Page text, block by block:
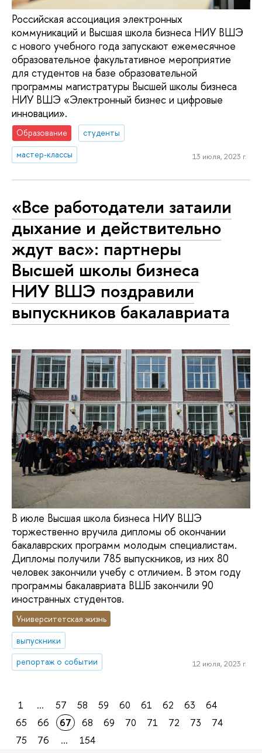
Российская ассоциация электронных
коммуникаций и Высшая школа бизнеса НИУ ВШЭ
с нового учебного года запускают ежемесячное
образовательное факультативное мероприятие
для студентов на базе образовательной
программы магистратуры Высшей школы бизнеса
НИУ ВШЭ «Электронный бизнес и цифровые
инновации».
Образование
студенты
мастер-классы
13 июля, 2023 г.
«Все работодатели затаили
дыхание и действительно
ждут вас»: партнеры
Высшей школы бизнеса
НИУ ВШЭ поздравили
выпускников бакалавриата
В июле Высшая школа бизнеса НИУ ВШЭ
торжественно вручила дипломы об окончании
бакалаврских программ молодым специалистам.
Дипломы получили 785 выпускников, из них 80
человек закончили учебу с отличием. В этом году
программы бакалавриата ВШБ закончили 90
иностранных студентов.
Университетская жизнь
выпускники
репортаж о событии
12 июля, 2023 г.
1 ... 57 58 59 60 61 62 63
64
65
66 67 68 69 70 71 72 73
74
75
76 ... 154